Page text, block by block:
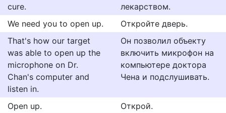
cure.
лекарством.
We need you to open up.
Откройте дверь.
That's how our target
was able to open up the
microphone on Dr.
Chan's computer and
listen in.
Он позволил объекту
включить микрофон на
компьютере доктора
Чена и подслушивать.
Open up.
Открой.